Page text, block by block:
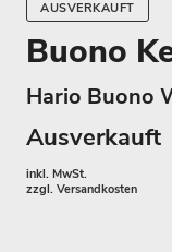
AUSVERKAUFT
Buono
Hario Buono
Ausverkauft
inkl. MwSt.
zzgl. Versandkosten